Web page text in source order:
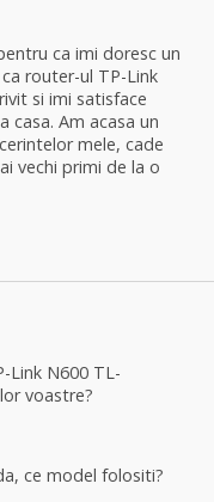
ca imi doresc un
router-ul TP-Link
si imi satisface
casa. Am acasa un
mele, cade
vechi primi de la o
Link N600 TL-
voastre?
ce model folositi?